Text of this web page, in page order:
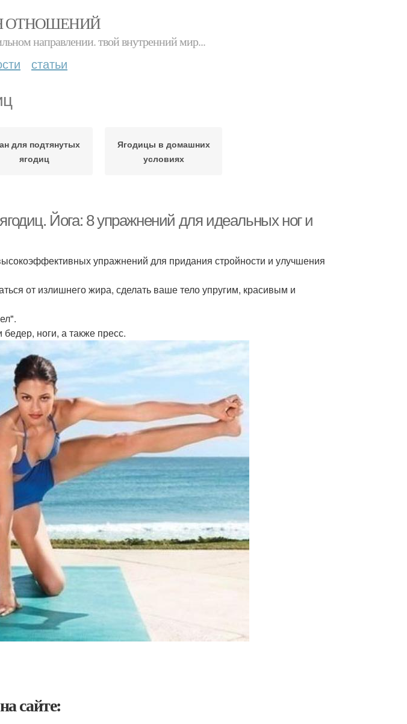
ОТНОШЕНИЙ
направлении. твой внутренний мир...
статьи
для подтянутых
ягодиц
Ягодицы в домашних
условиях
Йога: 8 упражнений для идеальных ног и
упражнений для придания стройности и улучшения
от излишнего жира, сделать ваше тело упругим, красивым и
ноги, а также пресс.
сайте: